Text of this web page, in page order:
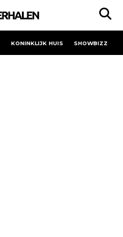
KONINKLIJK HUIS SHOWBIZZ